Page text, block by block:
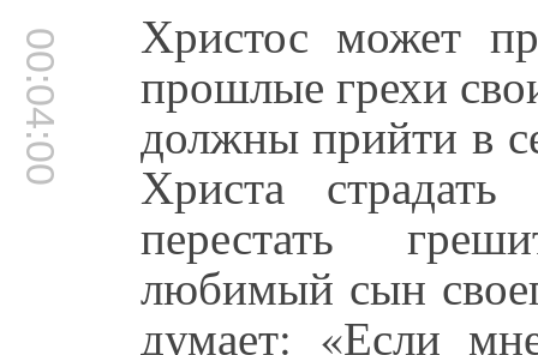
00:04:00 Христос может
прошлые грехи
должны прийти в
Христа
перестать
любимый сын
думает: «Если